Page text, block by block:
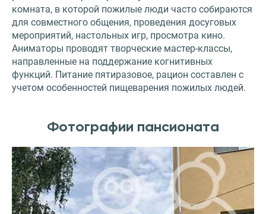
комната, в которой пожилые люди часто собираются
для совместного общения, проведения досуговых
мероприятий, настольных игр, просмотра кино.
Аниматоры проводят творческие мастер-классы,
направленные на поддержание когнитивных
функций. Питание пятиразовое, рацион составлен с
учетом особенностей пищеварения пожилых людей.
Фотографии пансионата